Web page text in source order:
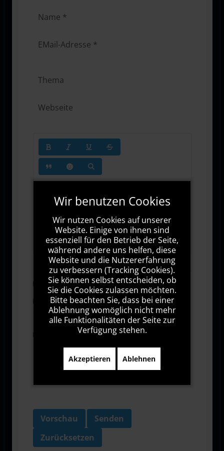
1000Zeichen übrig
Abonnieren
Ich stimme den Allgemeinen
Geschäftsbedingungen zu.
Ich bin damit einverstanden, dass diese Website
Vorschau
Senden
Zurücksetzen
Wir benutzen Cookies
Wir nutzen Cookies auf unserer
Website. Einige von ihnen sind
essenziell für den Betrieb der Seite,
während andere uns helfen, diese
Website und die Nutzererfahrung
zu verbessern (Tracking Cookies).
Sie können selbst entscheiden, ob
Sie die Cookies zulassen möchten.
Bitte beachten Sie, dass bei einer
Ablehnung womöglich nicht mehr
alle Funktionalitäten der Seite zur
Verfügung stehen.
Akzeptieren Ablehnen